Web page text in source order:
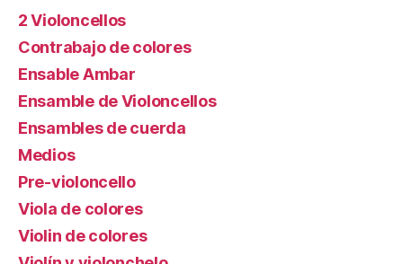
2 Violoncellos
Contrabajo de colores
Ensable Ambar
Ensamble de Violoncellos
Ensambles de cuerda
Medios
Pre-violoncello
Viola de colores
Violin de colores